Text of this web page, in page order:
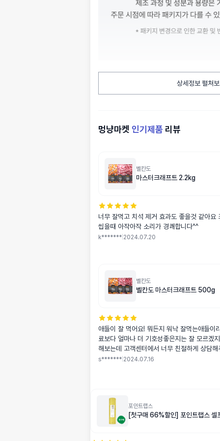
상세정보 펼쳐
멍냥마켓 인기제품 리뷰
벨칸도
마스터크래프트 2.2kg
너무 잘먹고 치석 제거 효과도 좋을것 같아요
씹을때 아작아작 소리가 경쾌합니다^^
k******* 2024.07.20
벨칸도
벨칸도 마스터크래프트 500g
애들이 잘 먹어요! 뭐든지 워낙 잘먹는애들이
료보다 얼마나 더 기호성좋은지는 잘 모르겠
해보는데 고객센터에서 너무 친절하게 상담
어요! 다만 너무 완충포장이 없이 그냥 와서
s******* 2024.07.16
포인트랩스
[첫구매 66%할인] 포인트랩스 셀